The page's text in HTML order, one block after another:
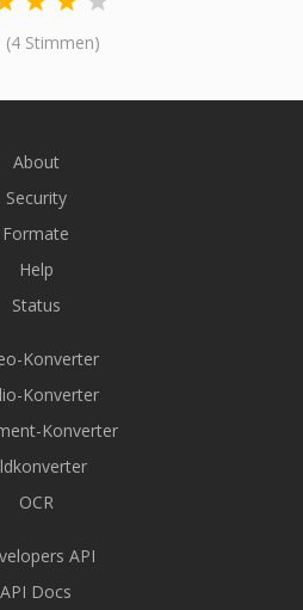
(4 Stimmen)
About
Security
Formate
Help
Status
Konverter
Konverter
Konverter
OCR
API
API Docs